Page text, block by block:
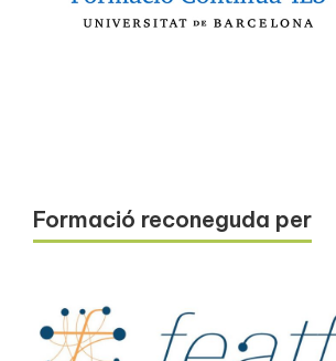
Formació reconeguda per